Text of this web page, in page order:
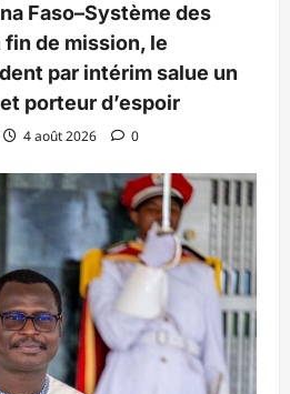
Faso–Système des
de mission, le
par intérim salue un
porteur d’espoir
4 août 2026 0